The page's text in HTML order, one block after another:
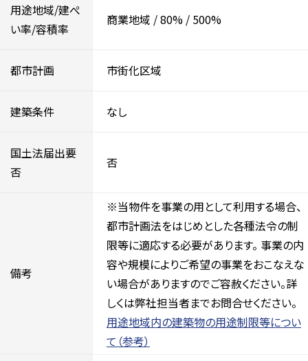
用途地域/建ぺ
い率/容積率
商業地域 /80% / 500%
都市計画 市街化区域
建築条件 なし
国土法届出要
否
否
備考
※当物件を事業の用として利用する場合、
都市計画法をはじめとした各種法令の制
限等に適応する必要があります。 事業の内
容や規模によりご希望の事業をおこなえな
い場合がありますのでご容赦ください。詳
しくは弊社担当者までお問合せください。
用途地域内の建築物の用途制限等につい
て（参考）